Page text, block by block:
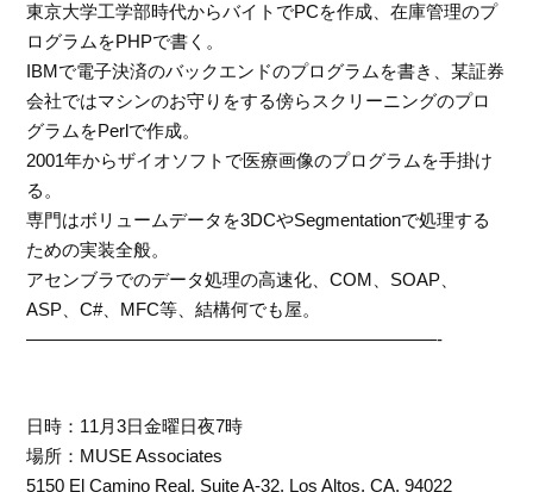
東京大学工学部時代からバイトでPCを作成、在庫管理のプ
ログラムをPHPで書く。
IBMで電子決済のバックエンドのプログラムを書き、某証券
会社ではマシンのお守りをする傍らスクリーニングのプロ
グラムをPerlで作成。
2001年からザイオソフトで医療画像のプログラムを手掛け
る。
専門はボリュームデータを3DCやSegmentationで処理する
ための実装全般。
アセンブラでのデータ処理の高速化、COM、SOAP、
ASP、C#、MFC等、結構何でも屋。
———————————————————————-
日時：11月3日金曜日夜7時
場所：MUSE Associates
5150 El Camino Real, Suite A-32, Los Altos, CA, 94022